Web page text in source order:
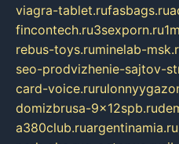
viagra-tablet.rufasbags.ru
fincontech.ru3sexporn.ru
rebus-toys.ruminelab-
seo-prodvizhenie-sajtov-
card-voice.ru
domizbrusa-9x12spb.ru
a380club.ruargentinamia.ru